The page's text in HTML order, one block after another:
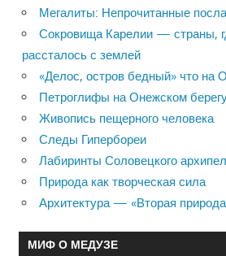
Мегалиты: Непрочитанные
Сокровища Карелии — страны,
рассталось с землей
«Делос, остров бедный» что на
Петроглифы на Онежском
Живопись пещерного человека
Следы Гипербореи
Лабиринты Соловецкого
Природа как творческая сила
Архитектура — «Вторая
МИФ О МЕДУЗЕ